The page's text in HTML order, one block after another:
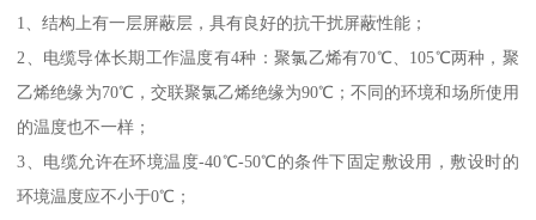
1、结构上有一层屏蔽层，具有良好的抗干扰屏蔽性能；
2、电缆导体长期工作温度有4种：聚氯乙烯有70℃、105℃两种，聚
乙烯绝缘为70℃，交联聚氯乙烯绝缘为90℃；不同的环境和场所使用
的温度也不一样；
3、电缆允许在环境温度-40℃-50℃的条件下固定敷设用，敷设时的
环境温度应不小于0℃；